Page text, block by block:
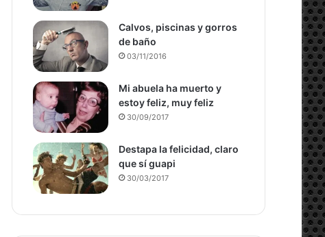
Calvos, piscinas y gorros
de baño
03/11/2016
Mi abuela ha muerto y
estoy feliz, muy feliz
30/09/2017
Destapa la felicidad, claro
que sí guapi
30/03/2017